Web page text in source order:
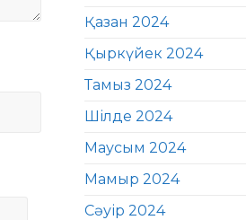
Қазан 2024
Қыркүйек 2024
Тамыз 2024
Шілде 2024
Маусым 2024
Мамыр 2024
Сәуір 2024